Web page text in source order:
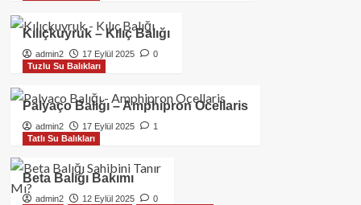
Kılıçkuyruk – Kılıç Balığı
admin2 17 Eylül 2025
0
Tuzlu Su Balıkları
Palyaço Balığı – Amphipron Ocellaris
admin2 17 Eylül 2025
1
Tatlı Su Balıkları
Beta Balığı Bakımı
admin2 12 Eylül 2025
0